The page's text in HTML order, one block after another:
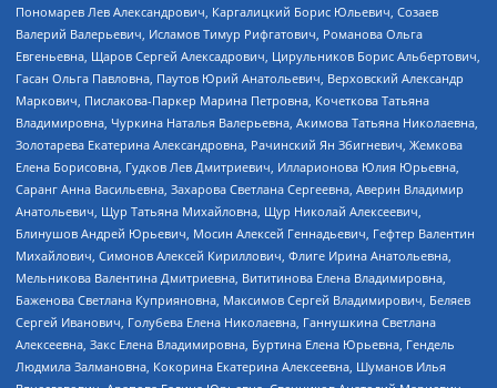
Пономарев Лев Александрович, Каргалицкий Борис Юльевич, Созаев
Валерий Валерьевич, Исламов Тимур Рифгатович, Романова Ольга
Евгеньевна, Щаров Сергей Алексадрович, Цирульников Борис Альбертович,
Гасан Ольга Павловна, Паутов Юрий Анатольевич, Верховский Александр
Маркович, Пислакова-Паркер Марина Петровна, Кочеткова Татьяна
Владимировна, Чуркина Наталья Валерьевна, Акимова Татьяна Николаевна,
Золотарева Екатерина Александровна, Рачинский Ян Збигневич, Жемкова
Елена Борисовна, Гудков Лев Дмитриевич, Илларионова Юлия Юрьевна,
Саранг Анна Васильевна, Захарова Светлана Сергеевна, Аверин Владимир
Анатольевич, Щур Татьяна Михайловна, Щур Николай Алексеевич,
Блинушов Андрей Юрьевич, Мосин Алексей Геннадьевич, Гефтер Валентин
Михайлович, Симонов Алексей Кириллович, Флиге Ирина Анатольевна,
Мельникова Валентина Дмитриевна, Вититинова Елена Владимировна,
Баженова Светлана Куприяновна, Максимов Сергей Владимирович, Беляев
Сергей Иванович, Голубева Елена Николаевна, Ганнушкина Светлана
Алексеевна, Закс Елена Владимировна, Буртина Елена Юрьевна, Гендель
Людмила Залмановна, Кокорина Екатерина Алексеевна, Шуманов Илья